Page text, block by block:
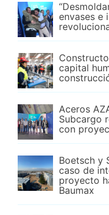
envases e
capital
Aceros
Subcargo
con
Boetsch y
caso de
proyecto
Baumax